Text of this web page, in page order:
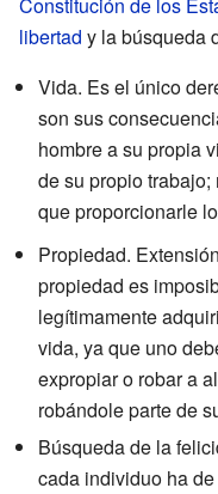
Constitución de los
libertad y la búsqueda
Vida. Es el único
son sus
hombre a su propia
de su propio
que proporcionarle
Propiedad.
propiedad es
legítimamente
vida, ya que uno
expropiar o robar a
robándole parte de
Búsqueda de la
cada individuo ha